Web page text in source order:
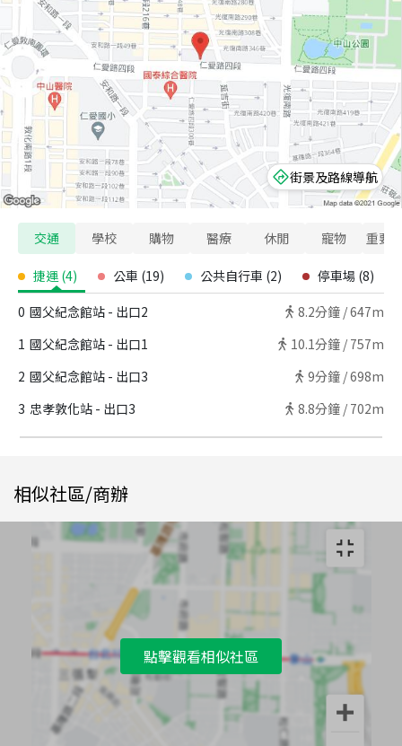
街景及路線導航
交通 學校 購物 醫療 休閒 寵物 重要
捷運 (4) 公車 (19) 公共自行車 (2) 停車場 (8)
0 國父紀念館站 - 出口2 8.2分鐘 /647m
1 國父紀念館站 - 出口1 10.1分鐘 / 757m
2 國父紀念館站 - 出口3 9分鐘 /698m
3 忠孝敦化站 - 出口3 8.8分鐘 / 702m
相似社區/商辦
點擊觀看相似社區